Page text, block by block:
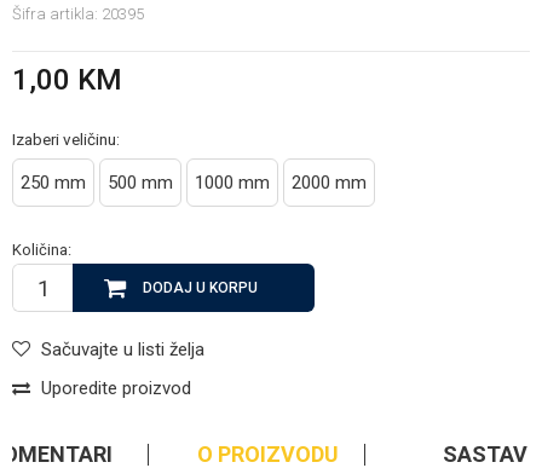
Šifra artikla: 20395
1,00 KM
Izaberi veličinu:
250 mm 500 mm 1000 mm 2000 mm
Količina:
DODAJ U KORPU
Sačuvajte u listi želja
Uporedite proizvod
O PROIZVODU SASTAV